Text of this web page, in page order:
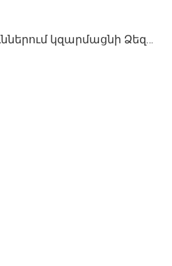
կզարմացնի Ձեզ…